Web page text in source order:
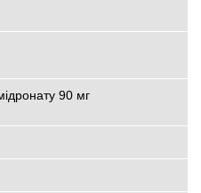
90 мг